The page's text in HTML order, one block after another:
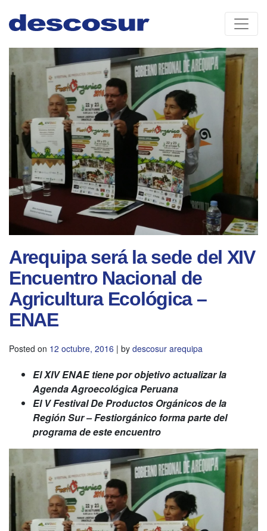
content
Arequipa será la sede del XIV
Encuentro Nacional de
Agricultura Ecológica –
ENAE
Posted on 12 octubre, 2016 | by descosur arequipa
El XIV ENAE tiene por objetivo actualizar la
Agenda Agroecológica Peruana
El V Festival De Productos Orgánicos de la
Región Sur – Festiorgánico forma parte del
programa de este encuentro